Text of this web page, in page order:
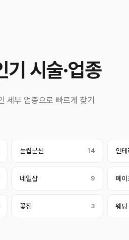
기 시술·업종
세부 업종으로 빠르게 찾기
눈썹문신 14 인테
네일샵 9 메이
꽃집 3 웨딩